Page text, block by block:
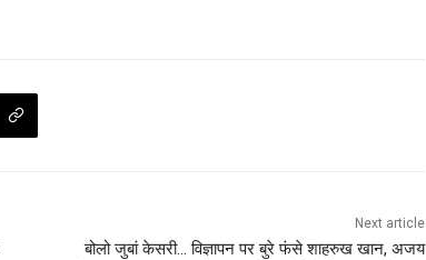
Next article
बोलो जुबां केसरी… विज्ञापन पर बुरे फंसे शाहरुख खान, अजय